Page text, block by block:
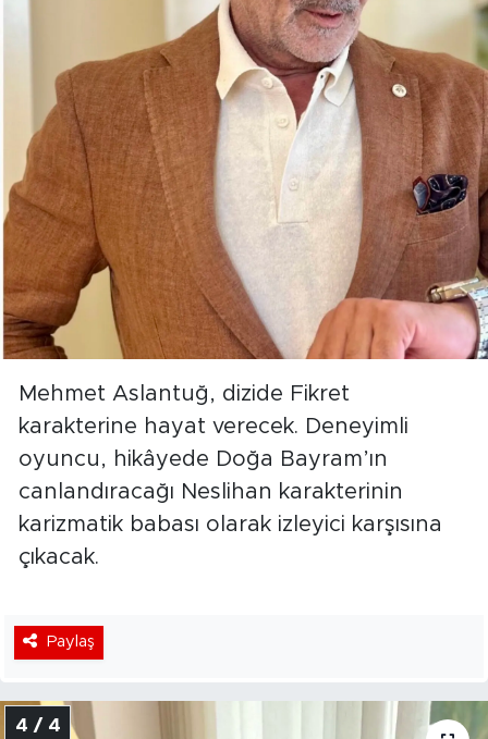
Mehmet Aslantuğ, dizide Fikret
karakterine hayat verecek. Deneyimli
oyuncu, hikâyede Doğa Bayram’ın
canlandıracağı Neslihan karakterinin
karizmatik babası olarak izleyici karşısına
çıkacak.
Paylaş
4 / 4